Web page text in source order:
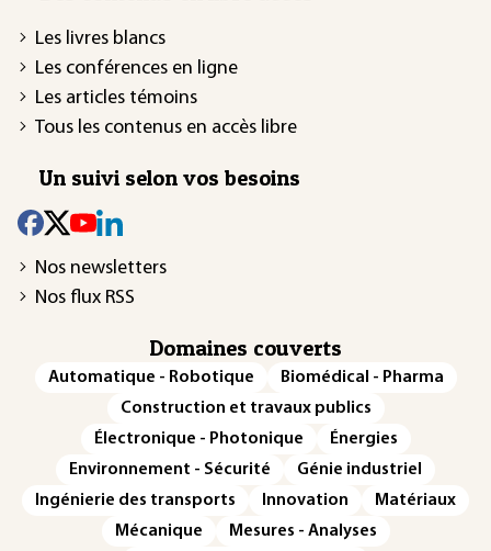
Les livres blancs
Les conférences en ligne
Les articles témoins
Tous les contenus en accès libre
Un suivi selon vos besoins
Nos newsletters
Nos flux RSS
Domaines couverts
Automatique - Robotique
Biomédical - Pharma
Construction et travaux publics
Électronique - Photonique
Énergies
Environnement - Sécurité
Génie industriel
Ingénierie des transports
Innovation
Matériaux
Mécanique
Mesures - Analyses